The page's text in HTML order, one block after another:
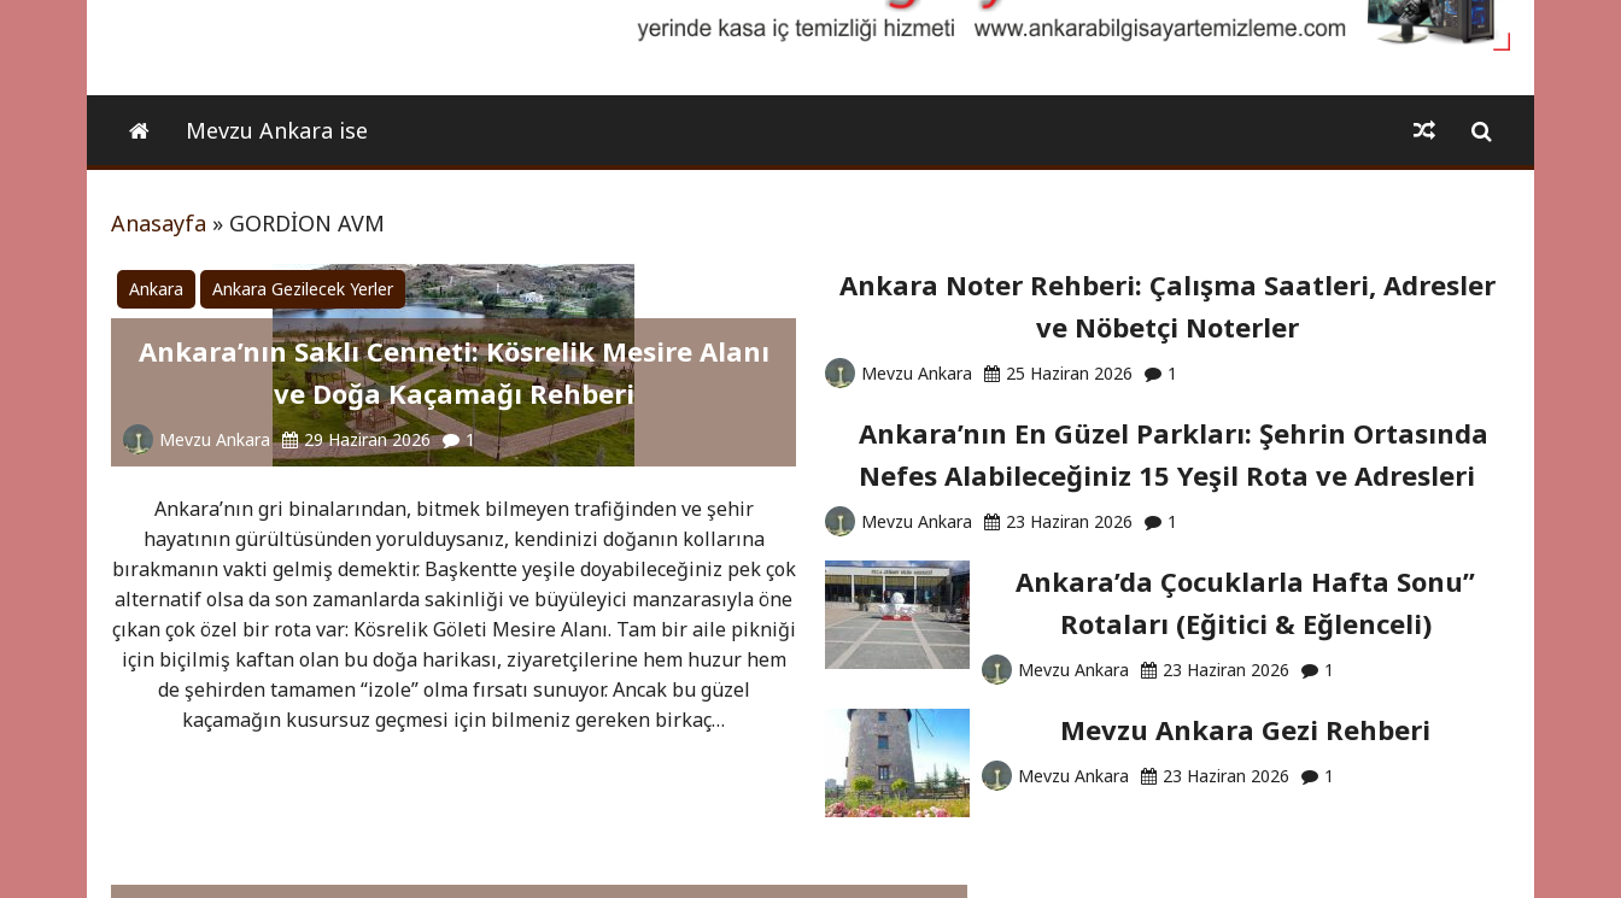
Mevzu Ankara ise
Anasayfa » GORDİON AVM
Ankara Ankara Gezilecek Yerler
Ankara’nın Saklı Cenneti: Kösrelik Mesire Alanı
ve Doğa Kaçamağı Rehberi
Mevzu Ankara 29 Haziran 2026 1
Ankara’nın gri binalarından, bitmek bilmeyen trafiğinden ve şehir
hayatının gürültüsünden yorulduysanız, kendinizi doğanın kollarına
bırakmanın vakti gelmiş demektir. Başkentte yeşile doyabileceğiniz pek çok
alternatif olsa da son zamanlarda sakinliği ve büyüleyici manzarasıyla öne
çıkan çok özel bir rota var: Kösrelik Göleti Mesire Alanı. Tam bir aile pikniği
için biçilmiş kaftan olan bu doğa harikası, ziyaretçilerine hem huzur hem
de şehirden tamamen “izole” olma fırsatı sunuyor. Ancak bu güzel
kaçamağın kusursuz geçmesi için bilmeniz gereken birkaç…
Ankara Noter Rehberi: Çalışma Saatleri, Adresler
ve Nöbetçi Noterler
Mevzu Ankara 25 Haziran 2026 1
Ankara’nın En Güzel Parkları: Şehrin Ortasında
Nefes Alabileceğiniz 15 Yeşil Rota ve Adresleri
Mevzu Ankara 23 Haziran 2026 1
Ankara’da Çocuklarla Hafta Sonu”
Rotaları (Eğitici & Eğlenceli)
Mevzu Ankara 23 Haziran 2026 1
Mevzu Ankara Gezi Rehberi
Mevzu Ankara 23 Haziran 2026 1